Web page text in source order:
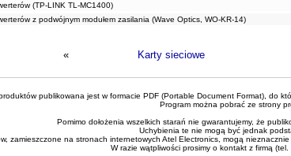
(TP-LINK TL-MC1400)
z podwójnym modułem zasilania (Wave Optics, WO-KR-14)
« Karty sieciowe
publikowana jest w formacie PDF (Portable Document Format), do
Program można pobrać ze strony
Pomimo dołożenia wszelkich starań nie gwarantujemy, że
Uchybienia te nie mogą być jednak
zamieszczone na stronach internetowych Atel Electronics, mogą
W razie wątpliwości prosimy o kontakt z firmą